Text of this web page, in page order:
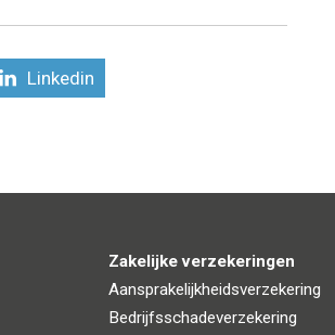
Linkedin
Zakelijke verzekeringen
Aansprakelijkheidsverzekering
Bedrijfsschadeverzekering